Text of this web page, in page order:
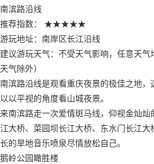
南滨路沿线
推荐指数： ★★★★★
游玩地址：南岸区长江沿线
建议游玩天气：不受天气影响，任意天
天气除外）
南滨路沿线是观看重庆夜景的极佳之地
以以平视的角度看山城夜景。
来南滨路走一次爱情斑马线，仰视金灿
江大桥、菜园坝长江大桥、东水门长江
长的旱地音乐喷泉尽情放松自己。
鹅岭公园瞰胜楼